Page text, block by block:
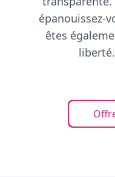
épanouissez-
êtes